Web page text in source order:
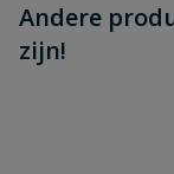
Andere
zijn!